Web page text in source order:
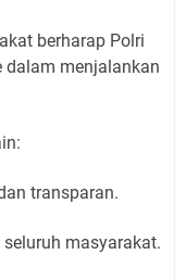
berharap Polri
dalam menjalankan
transparan.
masyarakat.